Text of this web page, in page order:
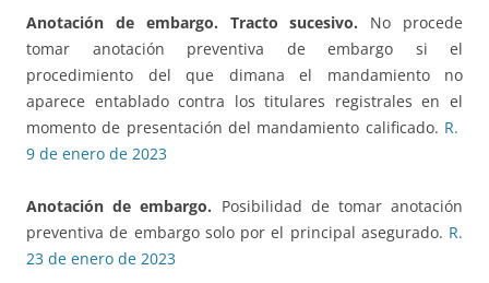
Anotación de embargo. Tracto sucesivo. No procede
tomar anotación preventiva de embargo si el
procedimiento del que dimana el mandamiento no
aparece entablado contra los titulares registrales en el
momento de presentación del mandamiento calificado. R.
9 de enero de 2023
Anotación de embargo. Posibilidad de tomar anotación
preventiva de embargo solo por el principal asegurado. R.
23 de enero de 2023